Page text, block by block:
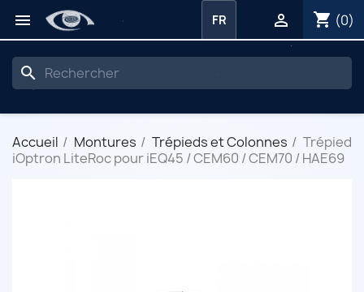
 shopping_cart (0)

FR
search
Accueil Montures Trépieds et Colonnes
Trépied
iOptron LiteRoc pour iEQ45 / CEM60 / CEM70 / HAE69